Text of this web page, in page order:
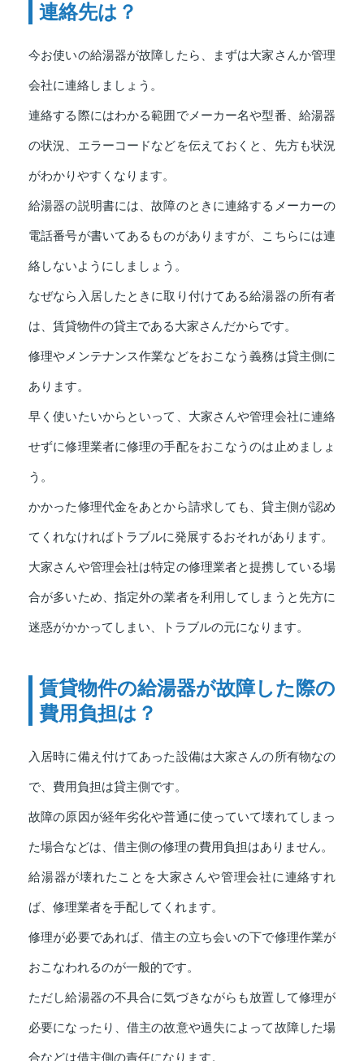
連絡先は？
今お使いの給湯器が故障したら、まずは大家さんか管理
会社に連絡しましょう。
連絡する際にはわかる範囲でメーカー名や型番、給湯器
の状況、エラーコードなどを伝えておくと、先方も状況
がわかりやすくなります。
給湯器の説明書には、故障のときに連絡するメーカーの
電話番号が書いてあるものがありますが、こちらには連
絡しないようにしましょう。
なぜなら入居したときに取り付けてある給湯器の所有者
は、賃貸物件の貸主である大家さんだからです。
修理やメンテナンス作業などをおこなう義務は貸主側に
あります。
早く使いたいからといって、大家さんや管理会社に連絡
せずに修理業者に修理の手配をおこなうのは止めましょ
う。
かかった修理代金をあとから請求しても、貸主側が認め
てくれなければトラブルに発展するおそれがあります。
大家さんや管理会社は特定の修理業者と提携している場
合が多いため、指定外の業者を利用してしまうと先方に
迷惑がかかってしまい、トラブルの元になります。
賃貸物件の給湯器が故障した際の
費用負担は？
入居時に備え付けてあった設備は大家さんの所有物なの
で、費用負担は貸主側です。
故障の原因が経年劣化や普通に使っていて壊れてしまっ
た場合などは、借主側の修理の費用負担はありません。
給湯器が壊れたことを大家さんや管理会社に連絡すれ
ば、修理業者を手配してくれます。
修理が必要であれば、借主の立ち会いの下で修理作業が
おこなわれるのが一般的です。
ただし給湯器の不具合に気づきながらも放置して修理が
必要になったり、借主の故意や過失によって故障した場
合などは借主側の責任になります。